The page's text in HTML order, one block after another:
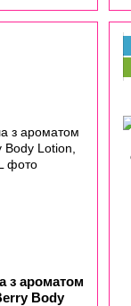
з ароматом
Body